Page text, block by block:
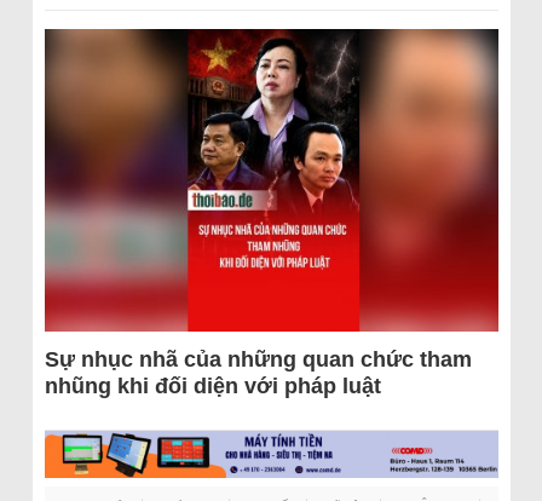
Sự nhục nhã của những quan chức tham
nhũng khi đối diện với pháp luật